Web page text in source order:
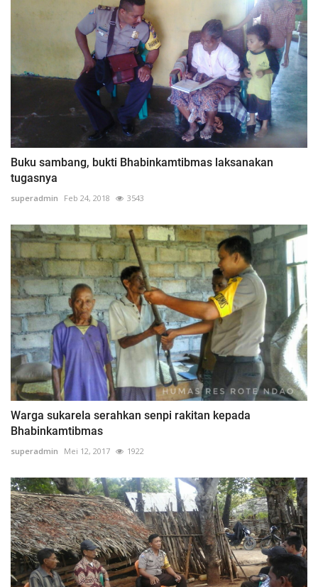
Buku sambang, bukti Bhabinkamtibmas laksanakan
tugasnya
superadmin Feb 24, 2018 3543
Warga sukarela serahkan senpi rakitan kepada
Bhabinkamtibmas
superadmin Mei 12, 2017 1922